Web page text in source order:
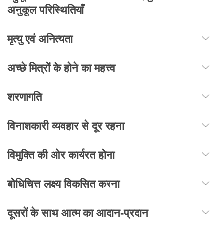
अनुकूल परिस्थितियाँ
मृत्यु एवं अनित्यता
अच्छे मित्रों के होने का महत्त्व
शरणागति
विनाशकारी व्यवहार से दूर रहना
विमुक्ति की ओर कार्यरत होना
बोधिचित्त लक्ष्य विकसित करना
दूसरों के साथ आत्म का आदान-प्रदान